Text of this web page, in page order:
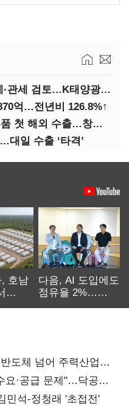
미, 폴리실리콘 최저가격제·관세 검토…K태양광 입지 확대 기대
억…전년비 126.8%↑
두산퓨얼셀, SOFC 핵심부품 첫 해외 수출…창사 이래 최대 규모
대일 수출 ‘타격’
호남
다음, AI 도입에도
점유율 2%…
도체 넘어 주력산업
요·공급 문제"…닥공
민석-정청래 '초접전'